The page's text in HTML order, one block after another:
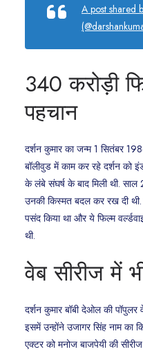
A post shared
340 करोड़ी
पहचान
दर्शन कुमार का जन्म 1 सितंबर
बॉलीवुड में काम कर रहे दर्शन को
के लंबे संघर्ष के बाद मिली थी.
उनकी किस्मत बदल कर रख दी
पसंद किया था और ये फिल्म
थी.
वेब सीरीज में
दर्शन कुमार बॉबी देओल की
इसमें उन्होंने उजागर सिंह नाम का
एक्टर को मनोज बाजपेयी की